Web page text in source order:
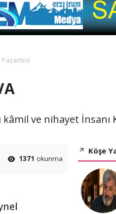
ve nihayet İnsanı
1371 okunma
Köşe